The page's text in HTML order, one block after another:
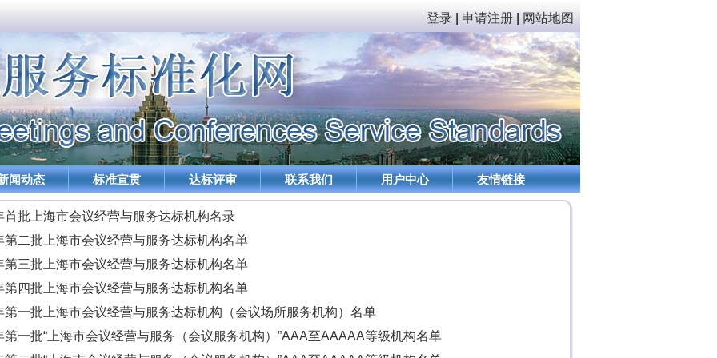
登录 申请注册 网站地图
闻动态 标准宣贯 达标评审 联系我们 用户中心 友情链接
首批上海市会议经营与服务达标机构名录
第二批上海市会议经营与服务达标机构名单
第三批上海市会议经营与服务达标机构名单
第四批上海市会议经营与服务达标机构名单
第一批上海市会议经营与服务达标机构（会议场所服务机构）名单
第一批“上海市会议经营与服务（会议服务机构）”AAA至AAAAA等级机构名单